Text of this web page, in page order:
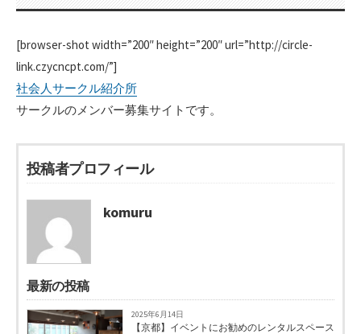
[browser-shot width=”200″ height=”200″ url=”http://circle-
link.czycncpt.com/”]
社会人サークル紹介所
サークルのメンバー募集サイトです。
投稿者プロフィール
komuru
最新の投稿
2025年6月14日
【京都】イベントにお勧めのレンタルスペース